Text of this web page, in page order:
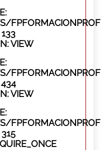
VIEW
VIEW